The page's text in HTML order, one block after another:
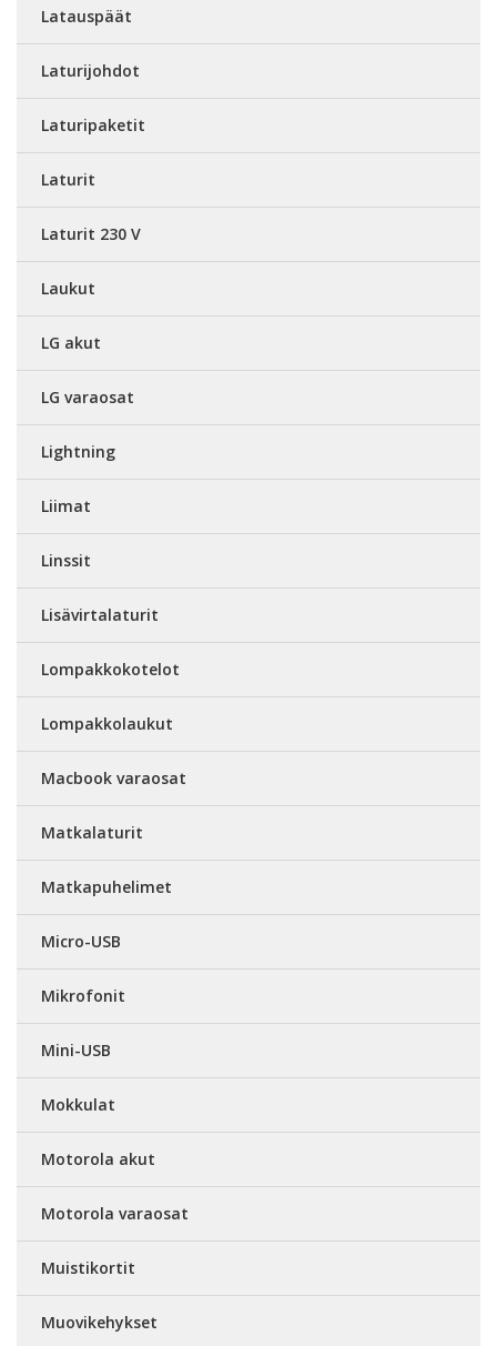
Latauspäät
Laturijohdot
Laturipaketit
Laturit
Laturit 230 V
Laukut
LG akut
LG varaosat
Lightning
Liimat
Linssit
Lisävirtalaturit
Lompakkokotelot
Lompakkolaukut
Macbook varaosat
Matkalaturit
Matkapuhelimet
Micro-USB
Mikrofonit
Mini-USB
Mokkulat
Motorola akut
Motorola varaosat
Muistikortit
Muovikehykset